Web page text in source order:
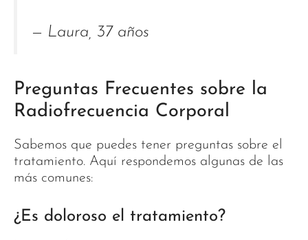
— Laura, 37 años
Preguntas Frecuentes sobre la
Radiofrecuencia Corporal
Sabemos que puedes tener preguntas sobre el
tratamiento. Aquí respondemos algunas de las
más comunes:
¿Es doloroso el tratamiento?